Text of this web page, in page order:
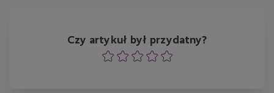
Czy artykuł był przydatny?
OcenaOcenaOcena
OcenaOcena